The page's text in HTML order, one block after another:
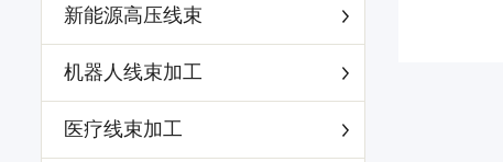
新能源高压线束
机器人线束加工
医疗线束加工